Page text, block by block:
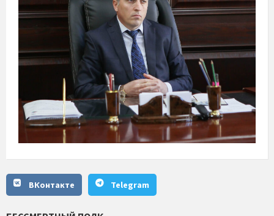
ВКонтакте Telegram